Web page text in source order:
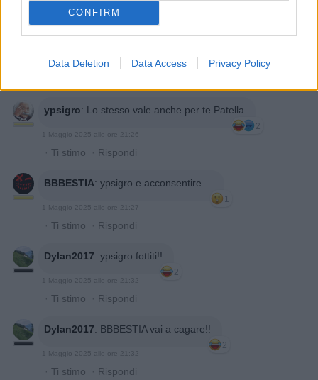
CONFIRM
Data Deletion Data Access Privacy Policy
Ti stimo·Rispondi
ypsigro:Anche nei festivi
1 Maggio 2025 alle ore 21:25
ypsigro: Lo stesso vale anche per te Patella
2
1 Maggio 2025 alle ore 21:26
· Ti stimo · Rispondi
BBBESTIA: ypsigro e acconsentire ...
1
1 Maggio 2025 alle ore 21:27
· Ti stimo · Rispondi
Dylan2017: ypsigro fottiti!!
2
1 Maggio 2025 alle ore 21:32
· Ti stimo · Rispondi
Dylan2017: BBBESTIA vai a cagare!!
2
1 Maggio 2025 alle ore 21:32
· Ti stimo · Rispondi